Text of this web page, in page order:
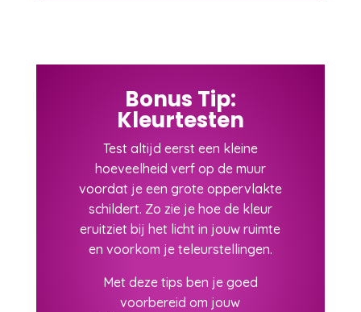
Bonus Tip:
Kleurtesten
Test altijd eerst een kleine
hoeveelheid verf op de muur
voordat je een grote oppervlakte
schildert. Zo zie je hoe de kleur
eruitziet bij het licht in jouw ruimte
en voorkom je teleurstellingen.
Met deze tips ben je goed
voorbereid om jouw